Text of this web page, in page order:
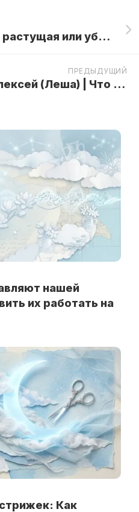
Луна 28 июня 2018 — растущая или убывающая луна, какая фаза сегодня, лунный календарь сегодня
ПРЕДЫДУЩИЙ
Значение имени Алексей (Леша) | Что означает имя Алексей, характер и судьба
нашей
их работать на
Как